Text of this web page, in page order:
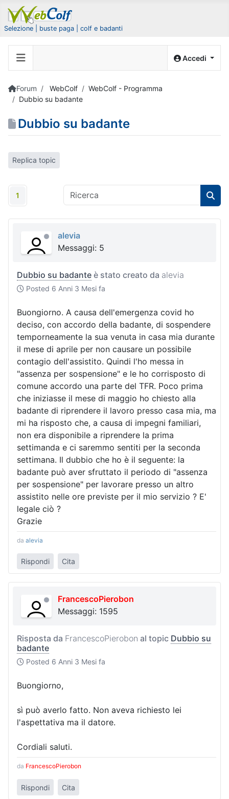
Selezione | buste paga | colf e badanti
Accedi
Forum WebColf
WebColf - Programma
Dubbio su badante
Dubbio su badante
Replica topic
1
alevia
Messaggi: 5
Dubbio su badante è stato creato da alevia
Posted 6 Anni 3 Mesi fa
Buongiorno. A causa dell'emergenza covid ho
deciso, con accordo della badante, di sospendere
temporneamente la sua venuta in casa mia durante
il mese di aprile per non causare un possibile
contagio dell'assistito. Quindi l'ho messa in
"assenza per sospensione" e le ho corrisposto di
comune accordo una parte del TFR. Poco prima
che iniziasse il mese di maggio ho chiesto alla
badante di riprendere il lavoro presso casa mia, ma
mi ha risposto che, a causa di impegni familiari,
non era disponibile a riprendere la prima
settimanda e ci saremmo sentiti per la seconda
settimana. Il dubbio che ho è il seguente: la
badante può aver sfruttato il periodo di "assenza
per sospensione" per lavorare presso un altro
assistito nelle ore previste per il mio servizio ? E'
legale ciò ?
Grazie
da alevia
Rispondi Cita
FrancescoPierobon
Messaggi: 1595
Risposta da FrancescoPierobon al topic Dubbio su
badante
Posted 6 Anni 3 Mesi fa
Buongiorno,
sì può averlo fatto. Non aveva richiesto lei
l'aspettativa ma il datore.
Cordiali saluti.
da FrancescoPierobon
Rispondi Cita